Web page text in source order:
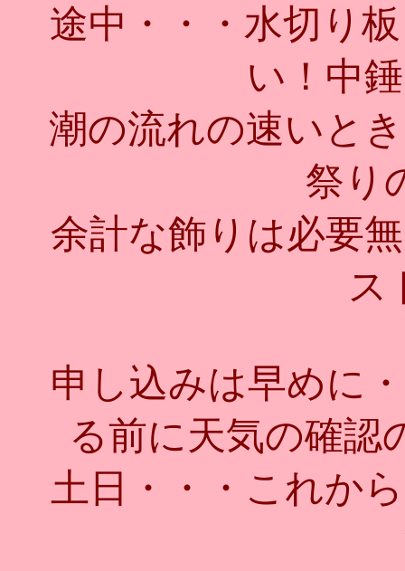
途中・・・水切り
い！中
潮の流れの速いと
祭り
余計な飾りは必要
ス
申し込みは早めに
る前に天気の確認
土日・・・これか